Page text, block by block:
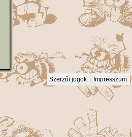
Szerzői jogok Impresszum